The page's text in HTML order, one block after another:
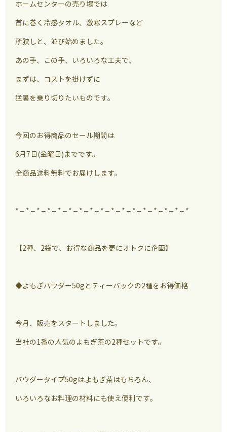
ホームセンターの売り場では
首に巻く冷感タオル、激寒スプレーなど
所狭しと、並び始めました。
あの手、この手、いろいろな工夫で、
まずは、コストを掛けずに
猛暑を乗り切りたいものです。
今回のお得商品のセール期間は
6月7日(金曜日)までです。
全商品送料無料でお届けします。
* – * – * – * – * – * – * – * – * – * – * – * – * – * – * – * – *
【2種、2袋で、お得な商品を更にオトクに企画】
◆よもぎパウダー50gとティーパックの2種をお得価格
今月、販売をスタートしました。
当社の1番の人気のよもぎ茶の2種セットです。
パウダータイプ50gはよもぎ茶はもちろん、
いろいろなお料理の材料にも使え便利です。